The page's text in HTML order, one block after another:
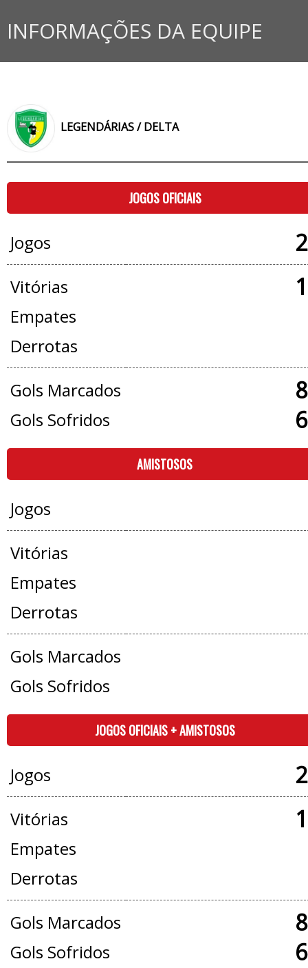
INFORMAÇÕES DA EQUIPE
LEGENDÁRIAS / DELTA
JOGOS OFICIAIS
Jogos
Vitórias
Empates
Derrotas
Gols Marcados
Gols Sofridos
AMISTOSOS
Jogos
Vitórias
Empates
Derrotas
Gols Marcados
Gols Sofridos
JOGOS OFICIAIS + AMISTOSOS
Jogos
Vitórias
Empates
Derrotas
Gols Marcados
Gols Sofridos